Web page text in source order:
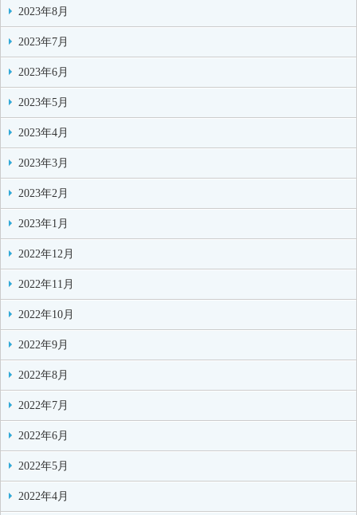
2023年8月
2023年7月
2023年6月
2023年5月
2023年4月
2023年3月
2023年2月
2023年1月
2022年12月
2022年11月
2022年10月
2022年9月
2022年8月
2022年7月
2022年6月
2022年5月
2022年4月